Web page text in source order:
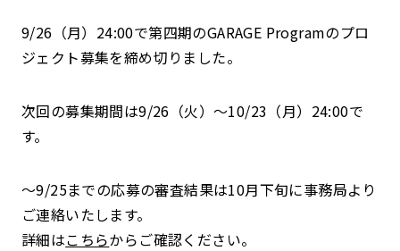
9/26 （月） 24:00で第四期のGARAGE Programのプロ
ジェクト募集を締め切りました。
次回の募集期間は9/26 （火）～10/23 （月） 24:00で
す。
～9/25までの応募の審査結果は10月下旬に事務局より
ご連絡いたします。
詳細はこちらからご確認ください。